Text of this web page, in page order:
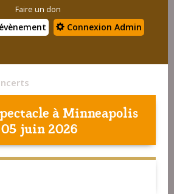
Faire un don
Connexion Admin
àMinneapolis
juin 2026